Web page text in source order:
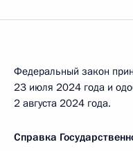
Федеральный закон
23 июля 2024 года и
2 августа 2024 года.
Справка